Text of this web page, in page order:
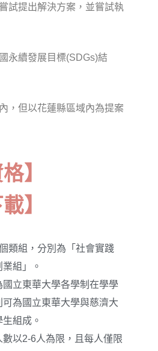
試提出解決方案，並嘗試執
永續發展目標(SDGs)結
，但以花蓮縣區域內為提案
】
】
類組，分別為「社會實踐
組」。
國立東華大學各學制在學學
可為國立東華大學與慈濟大
組成。
以2-6人為限，且每人僅限